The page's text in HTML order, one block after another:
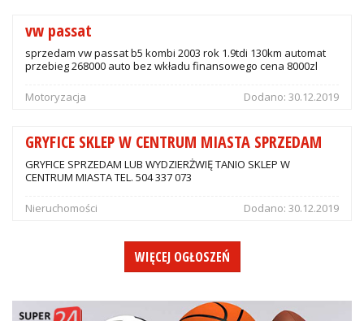
vw passat
sprzedam vw passat b5 kombi 2003 rok 1.9tdi 130km automat
przebieg 268000 auto bez wkładu finansowego cena 8000zl
Motoryzacja Dodano: 30.12.2019
GRYFICE SKLEP W CENTRUM MIASTA SPRZEDAM
GRYFICE SPRZEDAM LUB WYDZIERŻWIĘ TANIO SKLEP W
CENTRUM MIASTA TEL. 504 337 073
Nieruchomości Dodano: 30.12.2019
WIĘCEJ OGŁOSZEŃ